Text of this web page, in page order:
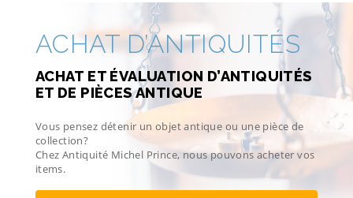
ACHAT D’ANTIQUITÉS
ACHAT ET ÉVALUATION D’ANTIQUITÉS
ET DE PIÈCES ANTIQUE
Vous pensez détenir un objet antique ou une pièce de
collection?
Chez Antiquité Michel Prince, nous pouvons acheter vos
items.